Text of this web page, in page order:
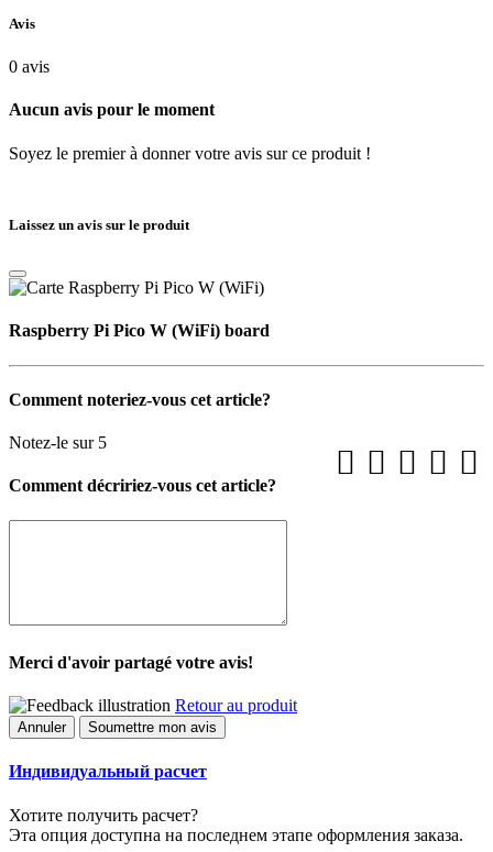
Avis
0 avis
Aucun avis pour le moment
Soyez le premier à donner votre avis sur ce produit !
Laissez un avis sur le produit
Raspberry Pi Pico W (WiFi) board
Comment noteriez-vous cet article?
Notez-le sur 5
Comment décririez-vous cet article?
Merci d'avoir partagé votre avis!
Retour au produit
Annuler Soumettre mon avis
Индивидуальный расчет
Хотите получить расчет?
Эта опция доступна на последнем этапе оформления заказа.